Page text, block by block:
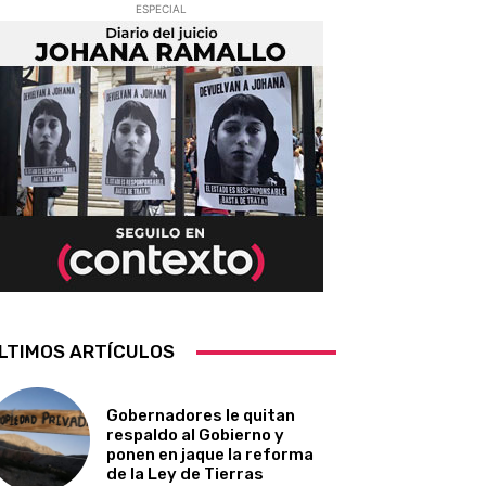
ESPECIAL
ARTÍCULOS
Gobernadores le quitan
respaldo al Gobierno y
ponen en jaque la reforma
de la Ley de Tierras